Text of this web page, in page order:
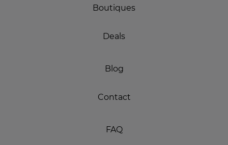
Boutiques
Deals
Blog
Contact
FAQ